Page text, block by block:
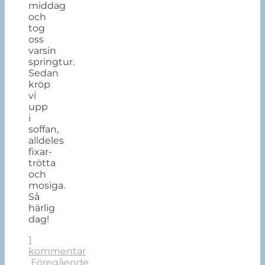
middag
och
tog
oss
varsin
springtur.
Sedan
kröp
vi
upp
i
soffan,
alldeles
fixar-
trötta
och
mosiga.
Så
härlig
dag!
1
kommentar
Föregående